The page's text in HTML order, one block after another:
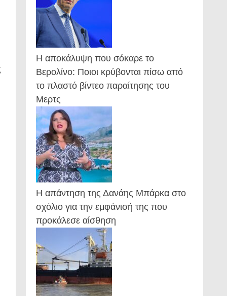
Η αποκάλυψη που σόκαρε το
Βερολίνο: Ποιοι κρύβονται πίσω από
το πλαστό βίντεο παραίτησης του
Μερτς
Η απάντηση της Δανάης Μπάρκα στο
σχόλιο για την εμφάνισή της που
προκάλεσε αίσθηση